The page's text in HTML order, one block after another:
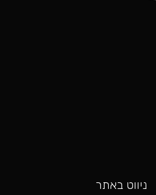
ניווט באתר